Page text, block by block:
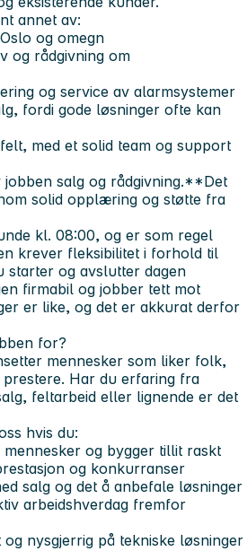
annet av:
og omegn
og rådgivning om
og service av alarmsystemer
fordi gode løsninger ofte kan
med et solid team og support
salg og rådgivning.**Det
solid opplæring og støtte fra
kl. 08:00, og er som regel
krever fleksibilitet i forhold til
starter og avslutter dagen
firmabil og jobber tett mot
er like, og det er akkurat derfor
for?
mennesker som liker folk,
Har du erfaring fra
feltarbeid eller lignende er det
hvis du:
mennesker og bygger tillit raskt
og konkurranser
salg og det å anbefale løsninger
arbeidshverdag fremfor
nysgjerrig på tekniske løsninger